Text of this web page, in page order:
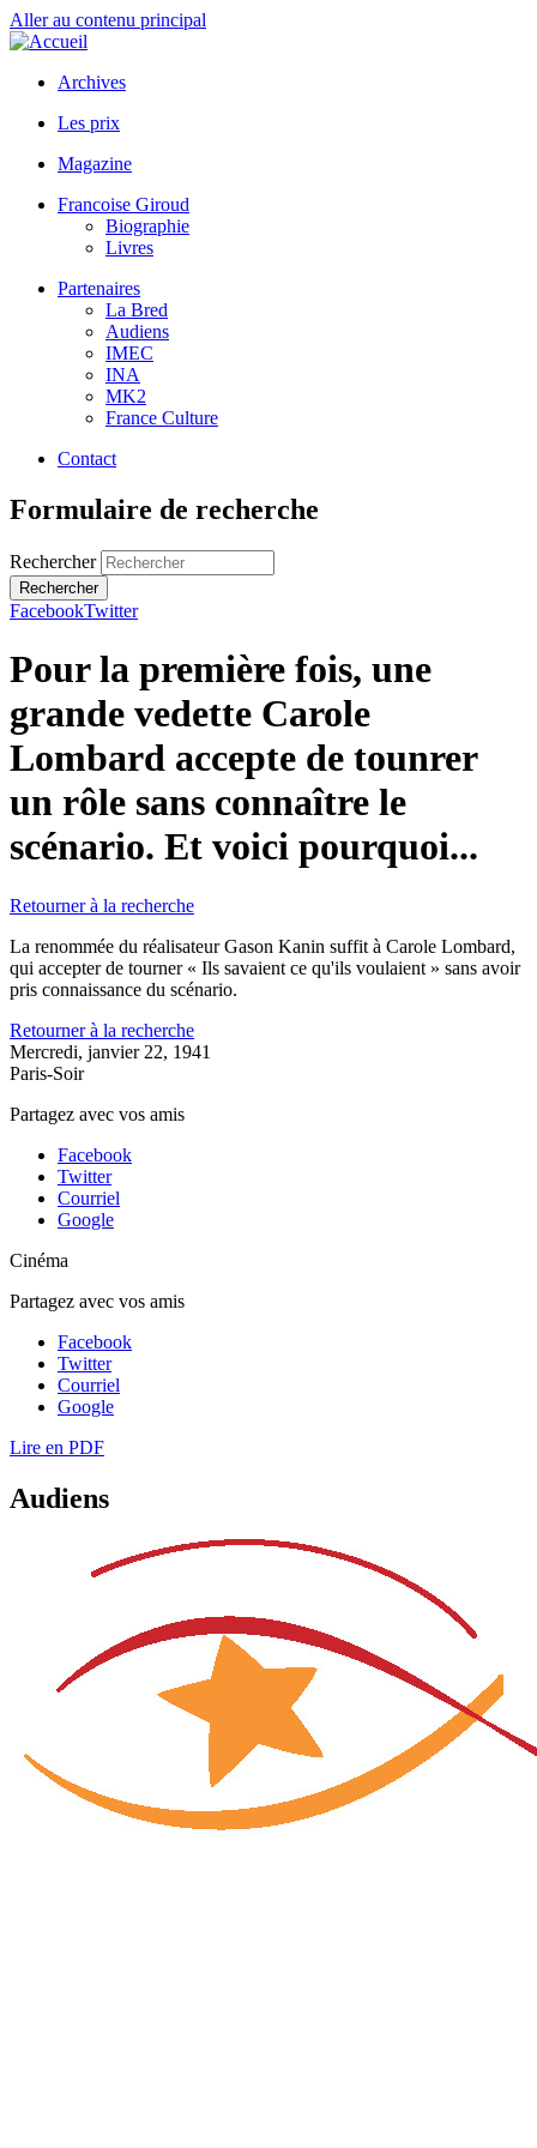
Aller au contenu principal
Archives
Les prix
Magazine
Francoise Giroud
Biographie
Livres
Partenaires
La Bred
Audiens
IMEC
INA
MK2
France Culture
Contact
Formulaire de recherche
Rechercher
FacebookTwitter
Pour la première fois, une
grande vedette Carole
Lombard accepte de tounrer
un rôle sans connaître le
scénario. Et voici pourquoi...
Retourner à la recherche
La renommée du réalisateur Gason Kanin suffit à Carole Lombard,
qui accepter de tourner « Ils savaient ce qu'ils voulaient » sans avoir
pris connaissance du scénario.
Retourner à la recherche
Mercredi, janvier 22, 1941
Paris-Soir
Partagez avec vos amis
Facebook
Twitter
Courriel
Google
Cinéma
Partagez avec vos amis
Facebook
Twitter
Courriel
Google
Lire en PDF
Audiens